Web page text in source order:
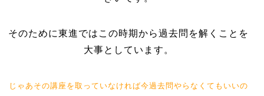
そのために東進ではこの時期から過去問を解くことを
大事としています。
じゃあその講座を取っていなければ今過去問やらなくてもいいの